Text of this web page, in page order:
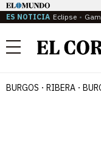
ES NOTICIA Eclipse
Menú
BURGOS RIBERA